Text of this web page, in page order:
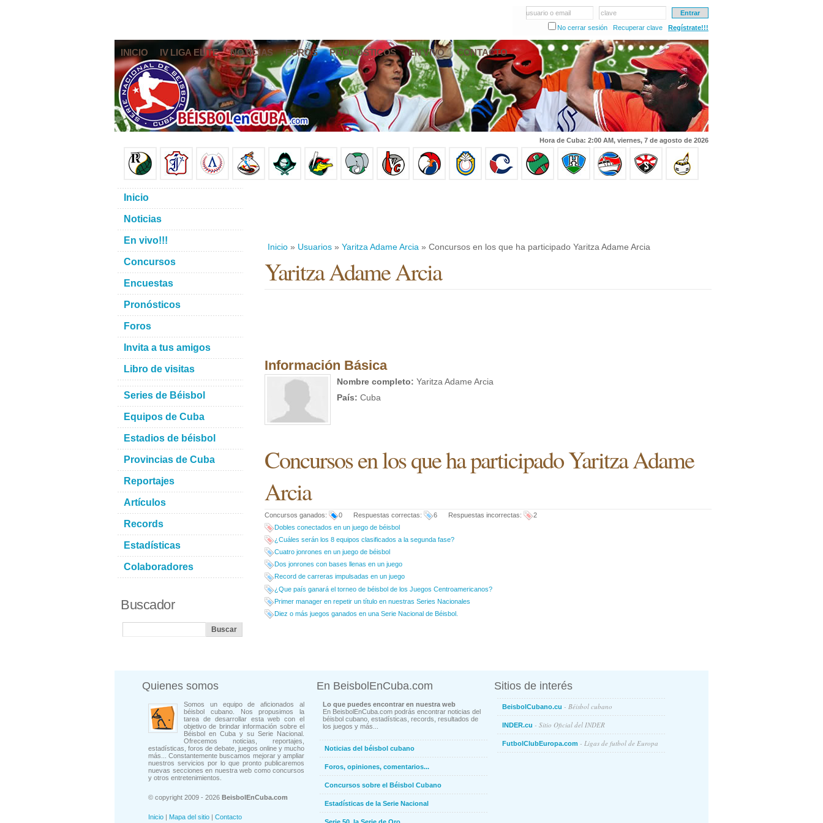
usuario o email
clave
No cerrar sesión
Recuperar clave Regístrate!!!
INICIO IV LIGA ELITE NOTICIAS FOROS PRONÓSTICOS EN VIVO CONTACTO
Hora de Cuba: 2:00 AM, viernes, 7 de agosto de 2026
Inicio » Usuarios » Yaritza Adame Arcia » Concursos en los que ha participado Yaritza Adame Arcia
Yaritza Adame Arcia
Información Básica
Nombre completo: Yaritza Adame Arcia
País: Cuba
Concursos en los que ha participado Yaritza Adame
Arcia
Concursos ganados: 0 Respuestas correctas: 6 Respuestas incorrectas:
2
Dobles conectados en un juego de béisbol
¿Cuáles serán los 8 equipos clasificados a la segunda fase?
Cuatro jonrones en un juego de béisbol
Dos jonrones con bases llenas en un juego
Record de carreras impulsadas en un juego
¿Que país ganará el torneo de béisbol de los Juegos Centroamericanos?
Primer manager en repetir un título en nuestras Series Nacionales
Diez o más juegos ganados en una Serie Nacional de Béisbol.
Inicio
Noticias
En vivo!!!
Concursos
Encuestas
Pronósticos
Foros
Invita a tus amigos
Libro de visitas
Series de Béisbol
Equipos de Cuba
Estadios de béisbol
Provincias de Cuba
Reportajes
Artículos
Records
Estadísticas
Colaboradores
Buscador
Quienes somos
Somos un equipo de aficionados al
béisbol cubano. Nos propusimos la
tarea de desarrollar esta web con el
objetivo de brindar información sobre el
Béisbol en Cuba y su Serie Nacional.
Ofrecemos noticias, reportajes,
estadísticas, foros de debate, juegos online y mucho
más... Constantemente buscamos mejorar y ampliar
nuestros servicios por lo que pronto publicaremos
nuevas secciones en nuestra web como concursos
y otros entretenimientos.
© copyright 2009 - 2026 BeisbolEnCuba.com
Inicio | Mapa del sitio | Contacto
En BeisbolEnCuba.com
Lo que puedes encontrar en nuestra web
En BeisbolEnCuba.com podrás encontrar noticias del
béisbol cubano, estadísticas, records, resultados de
los juegos y más...
Noticias del béisbol cubano
Foros, opiniones, comentarios...
Concursos sobre el Béisbol Cubano
Estadísticas de la Serie Nacional
Sitios de interés
BeisbolCubano.cu - Béisbol cubano
INDER.cu - Sitio Oficial del INDER
FutbolClubEuropa.com - Ligas de futbol de Europa